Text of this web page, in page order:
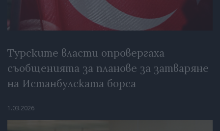
Турските власти опровергаха
съобщенията за планове за затваряне
на Истанбулската борса
1.03.2026